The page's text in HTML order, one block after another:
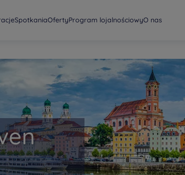
SpotkaniaOfertyProgram lojalnościowyO nas